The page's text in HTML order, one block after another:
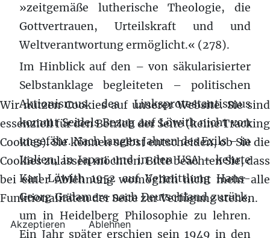
»zeitgemäße lutherische Theologie, die
Gottvertrauen, Urteilskraft und und
Weltverantwortung ermöglicht.« (278).
Im Hinblick auf den – von säkularisierter
Selbstanklage begleiteten – politischen
Aktionismus des Linksprotestantismus
kommt Seidels Bezug auf Löwith nicht von
ungefähr. Nach langen Jahren des Exils – in
Italien, in Japan und in den USA – kehrte
Karl Löwith 1952 auf Vermittlung Hans-
Georg Gadamers nach Deutschland zurück,
um in Heidelberg Philosophie zu lehren.
Ein Jahr später erschien sein 1949 in den
Wir nutzen Cookies auf unserer Website. Sie sind
essenziell für den Betrieb der Seite (keine Tracking
Cookies). Sie können selbst entscheiden, ob Sie die
Cookies zulassen möchten. Bitte beachten Sie, dass
bei einer Ablehnung womöglich nicht mehr alle
Funktionalitäten der Seite zur Verfügung stehen.
Akzeptieren Ablehnen